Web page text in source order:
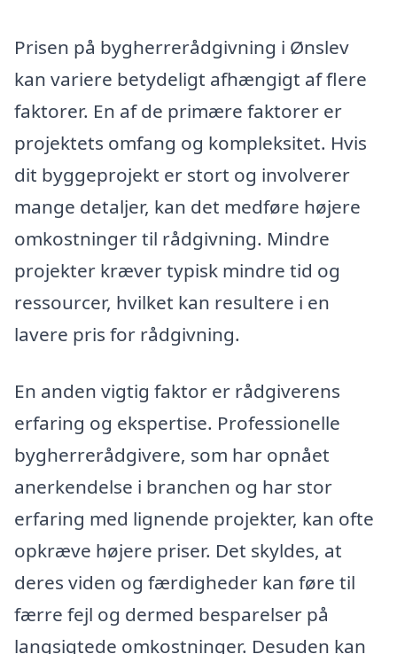
Prisen på bygherrerådgivning i Ønslev
kan variere betydeligt afhængigt af flere
faktorer. En af de primære faktorer er
projektets omfang og kompleksitet. Hvis
dit byggeprojekt er stort og involverer
mange detaljer, kan det medføre højere
omkostninger til rådgivning. Mindre
projekter kræver typisk mindre tid og
ressourcer, hvilket kan resultere i en
lavere pris for rådgivning.
En anden vigtig faktor er rådgiverens
erfaring og ekspertise. Professionelle
bygherrerådgivere, som har opnået
anerkendelse i branchen og har stor
erfaring med lignende projekter, kan ofte
opkræve højere priser. Det skyldes, at
deres viden og færdigheder kan føre til
færre fejl og dermed besparelser på
langsigtede omkostninger. Desuden kan